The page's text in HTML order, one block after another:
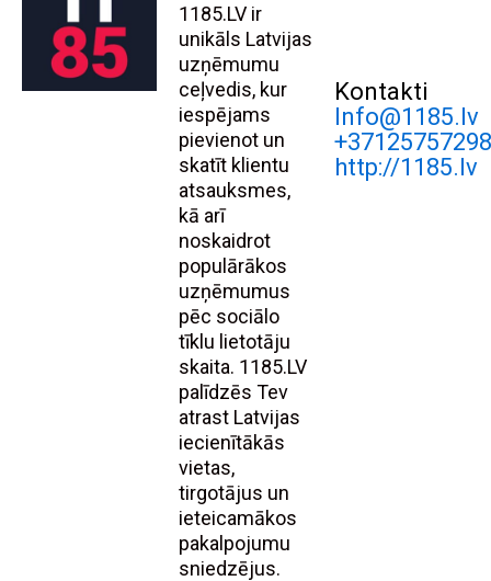
1185.LV ir
unikāls Latvijas
uzņēmumu
ceļvedis, kur
iespējams
pievienot un
skatīt klientu
atsauksmes,
kā arī
noskaidrot
populārākos
uzņēmumus
pēc sociālo
tīklu lietotāju
skaita. 1185.LV
palīdzēs Tev
atrast Latvijas
iecienītākās
vietas,
tirgotājus un
ieteicamākos
pakalpojumu
sniedzējus.
Kontakti
Info@1185.lv
http://1185.lv